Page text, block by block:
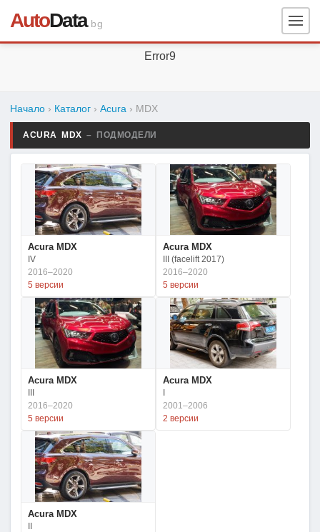
AutoData.bg
Error9
Начало › Каталог › Acura › MDX
ACURA MDX – ПОДМОДЕЛИ
Acura MDX
IV
2016–2020
5 версии
Acura MDX
III (facelift 2017)
2016–2020
5 версии
Acura MDX
2016–2020
5 версии
Acura MDX
2001–2006
2 версии
Acura MDX